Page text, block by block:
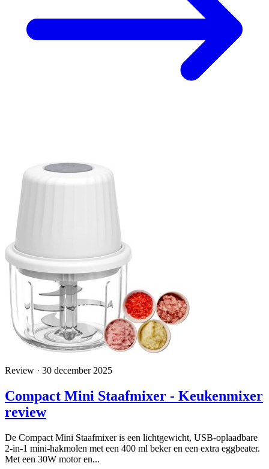
Review · 30 december 2025
Compact Mini Staafmixer - Keukenmixer
review
De Compact Mini Staafmixer is een lichtgewicht, USB-oplaadbare
2-in-1 mini-hakmolen met een 400 ml beker en een extra eggbeater.
Met een 30W motor en...